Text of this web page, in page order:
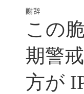
この
期警
方が